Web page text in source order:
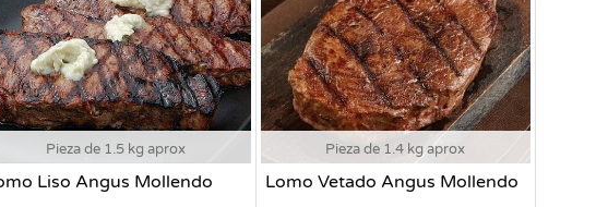
Pieza de 1.5 kg aprox
Liso Angus Mollendo
Pieza de 1.4 kg aprox
Lomo Vetado Angus Mollendo